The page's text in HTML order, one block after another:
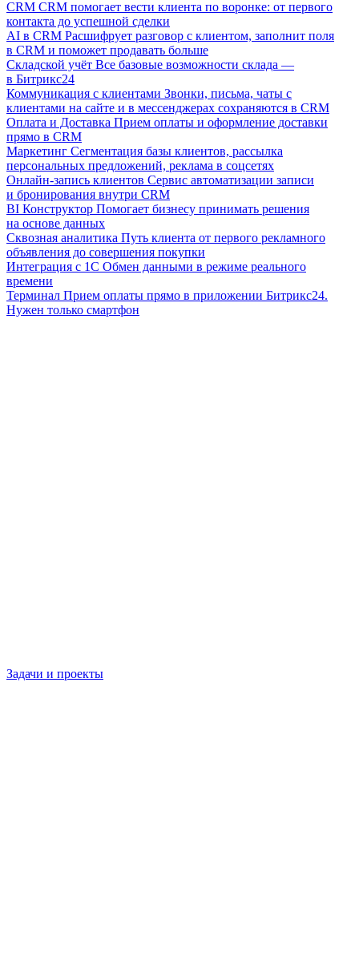
CRM CRM помогает вести клиента по воронке: от первого
контакта до успешной сделки
AI в CRM Расшифрует разговор с клиентом, заполнит поля
в CRM и поможет продавать больше
Складской учёт Все базовые возможности склада —
в Битрикс24
Коммуникация с клиентами Звонки, письма, чаты с
клиентами на сайте и в мессенджерах сохраняются в CRM
Оплата и Доставка Прием оплаты и оформление доставки
прямо в CRM
Маркетинг Сегментация базы клиентов, рассылка
персональных предложений, реклама в соцсетях
Онлайн-запись клиентов Сервис автоматизации записи
и бронирования внутри CRM
BI Конструктор Помогает бизнесу принимать решения
на основе данных
Сквозная аналитика Путь клиента от первого рекламного
объявления до совершения покупки
Интеграция с 1С Обмен данными в режиме реального
времени
Терминал Прием оплаты прямо в приложении Битрикс24.
Нужен только смартфон
Задачи и проекты